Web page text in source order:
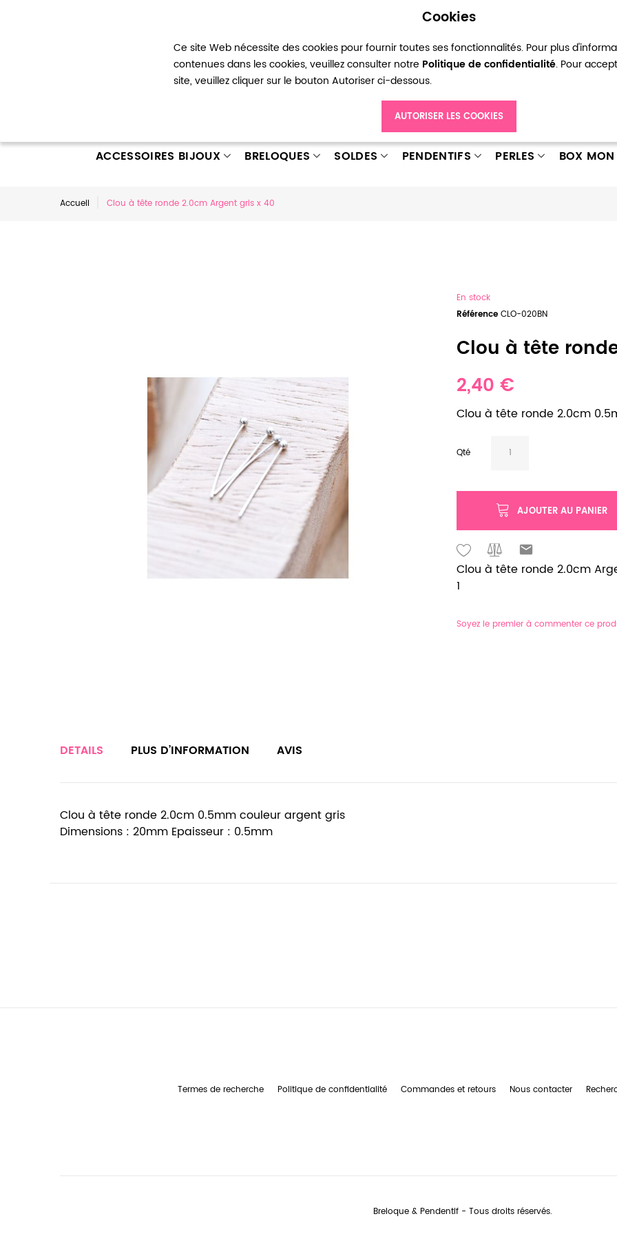
Cookies
Ce site Web nécessite des cookies pour fournir toutes ses fonctionnalités. Pour plus
contenues dans les cookies, veuillez consulter notre Politique de confidentialité. Pour
site, veuillez cliquer sur le bouton Autoriser ci-dessous.
AUTORISER LES COOKIES
Mon compte Ma liste d’envies Connexion
ACCESSOIRES BIJOUX BRELOQUES SOLDES PENDENTIFS PERLES BOX
Accueil Clou à tête ronde 2.0cm Argent gris x 40
En stock
Référence CLO-020BN
Clou à tête
2,40 €
Clou à tête ronde 2.0cm
Qté
AJOUTER AU PANIER
Clou à tête ronde 2.0cm
1
Soyez le premier à commenter ce
DETAILS
Clou à tête ronde 2.0cm 0.5mm couleur argent gris
Dimensions : 20mm Epaisseur : 0.5mm
PLUS D’INFORMATION AVIS
Termes de recherche Politique de confidentialité Commandes et retours Nous contacter
Breloque & Pendentif - Tous droits réservés.